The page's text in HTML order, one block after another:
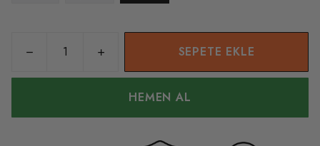
SEPETE EKLE
HEMEN AL